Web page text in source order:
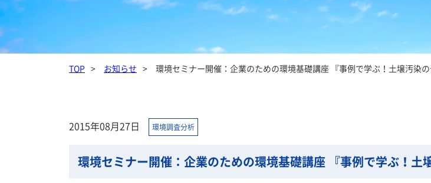
TOP お知らせ 環境セミナー開催：企業のための環境基礎講座 『事例で学ぶ！土壌汚染
2015年08月27日 環境調査分析
環境セミナー開催：企業のための環境基礎講座 『事例で学ぶ！土